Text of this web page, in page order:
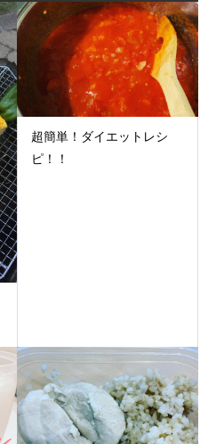
超簡単！ダイエットレシ
ピ！！